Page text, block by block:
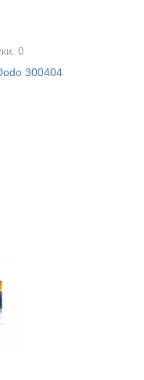
0
300404